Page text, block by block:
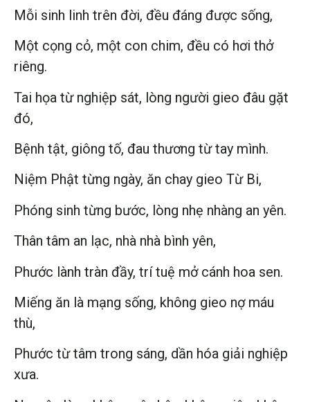
Mỗi sinh linh trên đời, đều đáng được sống,
Một cọng cỏ, một con chim, đều có hơi thở
riêng.
Tai họa từ nghiệp sát, lòng người gieo đâu gặt
đó,
Bệnh tật, giông tố, đau thương từ tay mình.
Niệm Phật từng ngày, ăn chay gieo Từ Bi,
Phóng sinh từng bước, lòng nhẹ nhàng an yên.
Thân tâm an lạc, nhà nhà bình yên,
Phước lành tràn đầy, trí tuệ mở cánh hoa sen.
Miếng ăn là mạng sống, không gieo nợ máu
thù,
Phước từ tâm trong sáng, dần hóa giải nghiệp
xưa.